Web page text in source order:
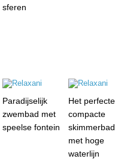
sferen
Paradijselijk
zwembad met
speelse fontein
Het perfecte
compacte
skimmerbad
met hoge
waterlijn